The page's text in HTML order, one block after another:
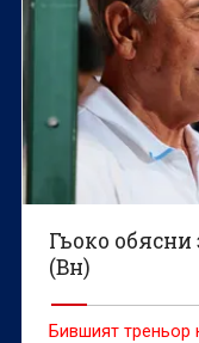
Гьоко
(Вн)
Бившият треньор